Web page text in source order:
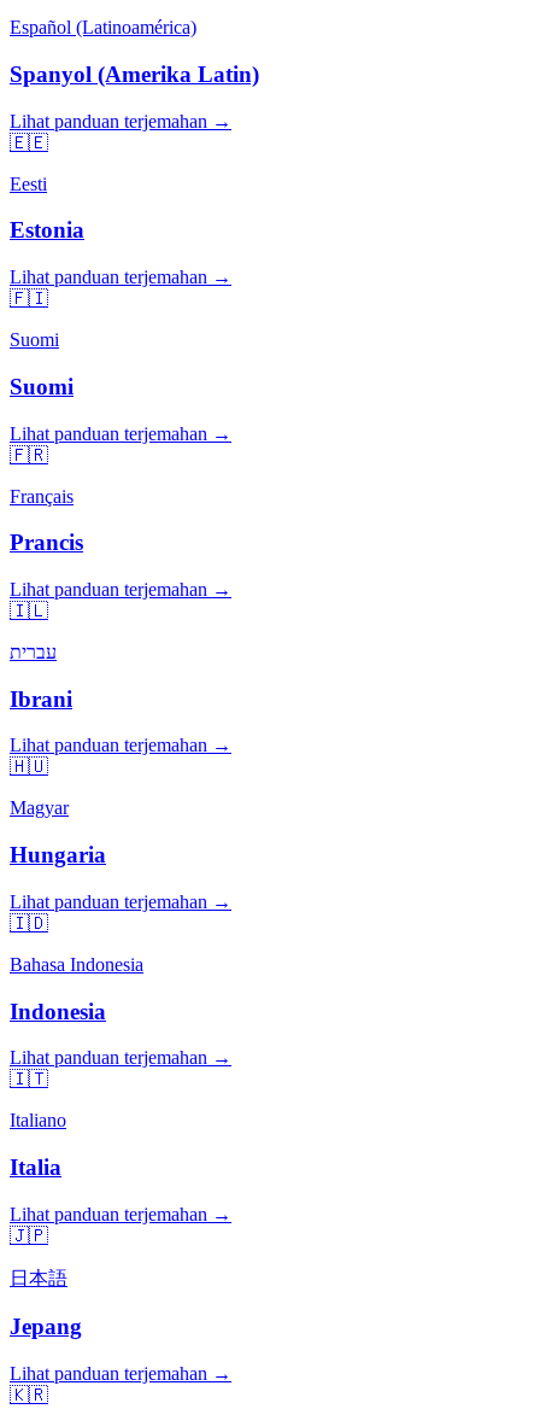
Español (Latinoamérica)
Spanyol (Amerika Latin)
Lihat panduan terjemahan →
🇪🇪
Eesti
Estonia
Lihat panduan terjemahan →
🇫🇮
Suomi
Suomi
Lihat panduan terjemahan →
🇫🇷
Français
Prancis
Lihat panduan terjemahan →
🇮🇱
עברית
Ibrani
Lihat panduan terjemahan →
🇭🇺
Magyar
Hungaria
Lihat panduan terjemahan →
🇮🇩
Bahasa Indonesia
Indonesia
Lihat panduan terjemahan →
🇮🇹
Italiano
Italia
Lihat panduan terjemahan →
🇯🇵
日本語
Jepang
Lihat panduan terjemahan →
🇰🇷